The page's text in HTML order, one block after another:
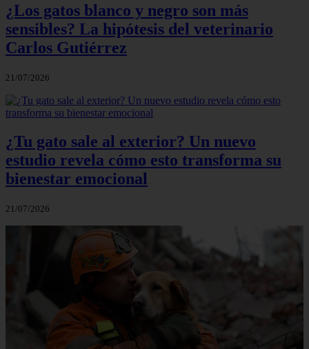
¿Los gatos blanco y negro son más
sensibles? La hipótesis del veterinario
Carlos Gutiérrez
21/07/2026
¿Tu gato sale al exterior? Un nuevo
estudio revela cómo esto transforma su
bienestar emocional
21/07/2026